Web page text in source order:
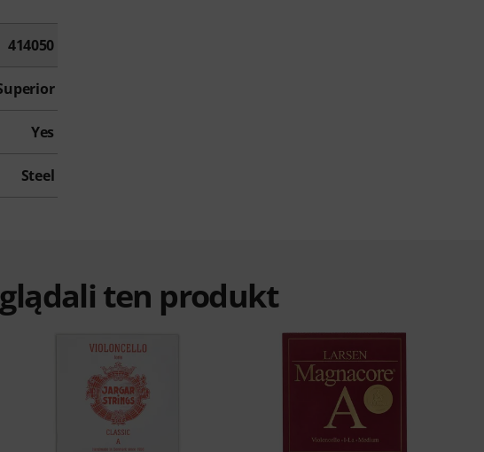
414050
Yes
Steel
ten produkt